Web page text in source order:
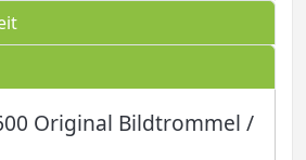
Original Bildtrommel /